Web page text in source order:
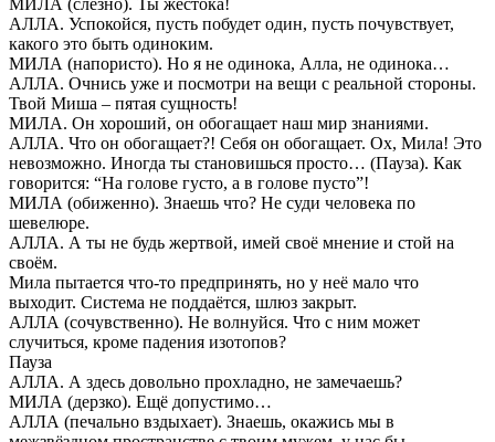
АЛЛА. Успокойся, пусть побудет один, пусть почувствует,
какого это быть одиноким.
МИЛА (напористо). Но я не одинока, Алла, не одинока…
АЛЛА. Очнись уже и посмотри на вещи с реальной стороны.
Твой Миша – пятая сущность!
МИЛА. Он хороший, он обогащает наш мир знаниями.
АЛЛА. Что он обогащает?! Себя он обогащает. Ох, Мила! Это
невозможно. Иногда ты становишься просто… (Пауза). Как
говорится: “На голове густо, а в голове пусто”!
МИЛА (обиженно). Знаешь что? Не суди человека по
шевелюре.
АЛЛА. А ты не будь жертвой, имей своё мнение и стой на
своём.
Мила пытается что-то предпринять, но у неё мало что
выходит. Система не поддаётся, шлюз закрыт.
АЛЛА (сочувственно). Не волнуйся. Что с ним может
случиться, кроме падения изотопов?
Пауза
АЛЛА. А здесь довольно прохладно, не замечаешь?
МИЛА (дерзко). Ещё допустимо…
АЛЛА (печально вздыхает). Знаешь, окажись мы в